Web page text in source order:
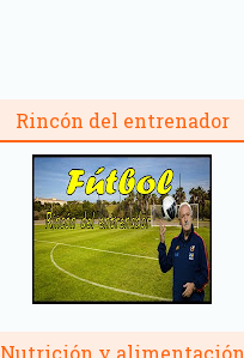
Rincón del entrenador
Nutrición y alimentación